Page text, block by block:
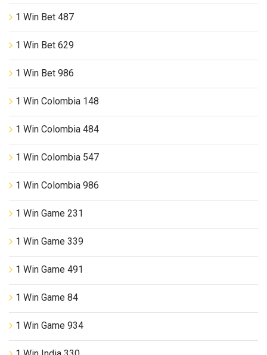
1 Win Bet 487
1 Win Bet 629
1 Win Bet 986
1 Win Colombia 148
1 Win Colombia 484
1 Win Colombia 547
1 Win Colombia 986
1 Win Game 231
1 Win Game 339
1 Win Game 491
1 Win Game 84
1 Win Game 934